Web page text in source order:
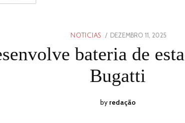
NOTICIAS
POSTED
ON
DEZEMBRO 11, 2025
2025
bateria de
Bugatti
by redação